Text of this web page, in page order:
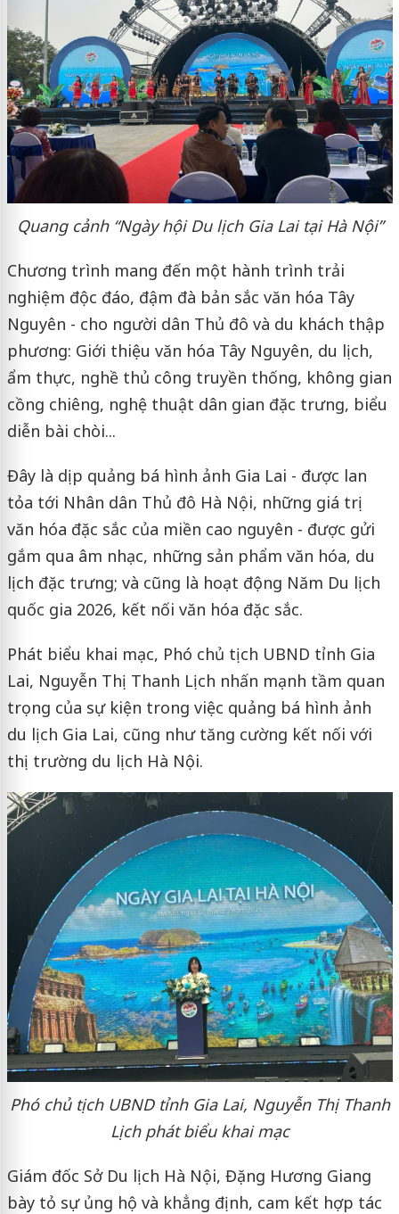
Quang cảnh “Ngày hội Du lịch Gia Lai tại Hà Nội”
Chương trình mang đến một hành trình trải
nghiệm độc đáo, đậm đà bản sắc văn hóa Tây
Nguyên - cho người dân Thủ đô và du khách thập
phương: Giới thiệu văn hóa Tây Nguyên, du lịch,
ẩm thực, nghề thủ công truyền thống, không gian
cồng chiêng, nghệ thuật dân gian đặc trưng, biểu
diễn bài chòi...
Đây là dịp quảng bá hình ảnh Gia Lai - được lan
tỏa tới Nhân dân Thủ đô Hà Nội, những giá trị
văn hóa đặc sắc của miền cao nguyên - được gửi
gắm qua âm nhạc, những sản phẩm văn hóa, du
lịch đặc trưng; và cũng là hoạt động Năm Du lịch
quốc gia 2026, kết nối văn hóa đặc sắc.
Phát biểu khai mạc, Phó chủ tịch UBND tỉnh Gia
Lai, Nguyễn Thị Thanh Lịch nhấn mạnh tầm quan
trọng của sự kiện trong việc quảng bá hình ảnh
du lịch Gia Lai, cũng như tăng cường kết nối với
thị trường du lịch Hà Nội.
Phó chủ tịch UBND tỉnh Gia Lai, Nguyễn Thị Thanh
Lịch phát biểu khai mạc
Giám đốc Sở Du lịch Hà Nội, Đặng Hương Giang
bày tỏ sự ủng hộ và khẳng định, cam kết hợp tác